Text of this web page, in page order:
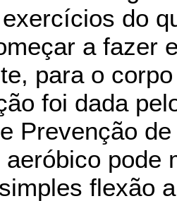
do
a fazer
para o
foi dada
Prevenção
pode
flexão